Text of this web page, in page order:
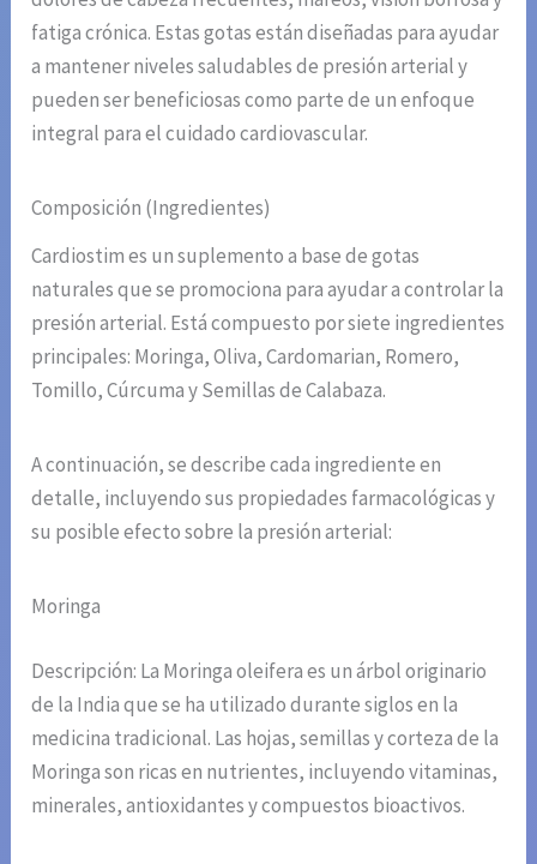
fatiga crónica. Estas gotas están diseñadas para ayudar
a mantener niveles saludables de presión arterial y
pueden ser beneficiosas como parte de un enfoque
integral para el cuidado cardiovascular.
Composición (Ingredientes)
Cardiostim es un suplemento a base de gotas
naturales que se promociona para ayudar a controlar la
presión arterial. Está compuesto por siete ingredientes
principales: Moringa, Oliva, Cardomarian, Romero,
Tomillo, Cúrcuma y Semillas de Calabaza.
A continuación, se describe cada ingrediente en
detalle, incluyendo sus propiedades farmacológicas y
su posible efecto sobre la presión arterial:
Moringa
Descripción: La Moringa oleifera es un árbol originario
de la India que se ha utilizado durante siglos en la
medicina tradicional. Las hojas, semillas y corteza de la
Moringa son ricas en nutrientes, incluyendo vitaminas,
minerales, antioxidantes y compuestos bioactivos.